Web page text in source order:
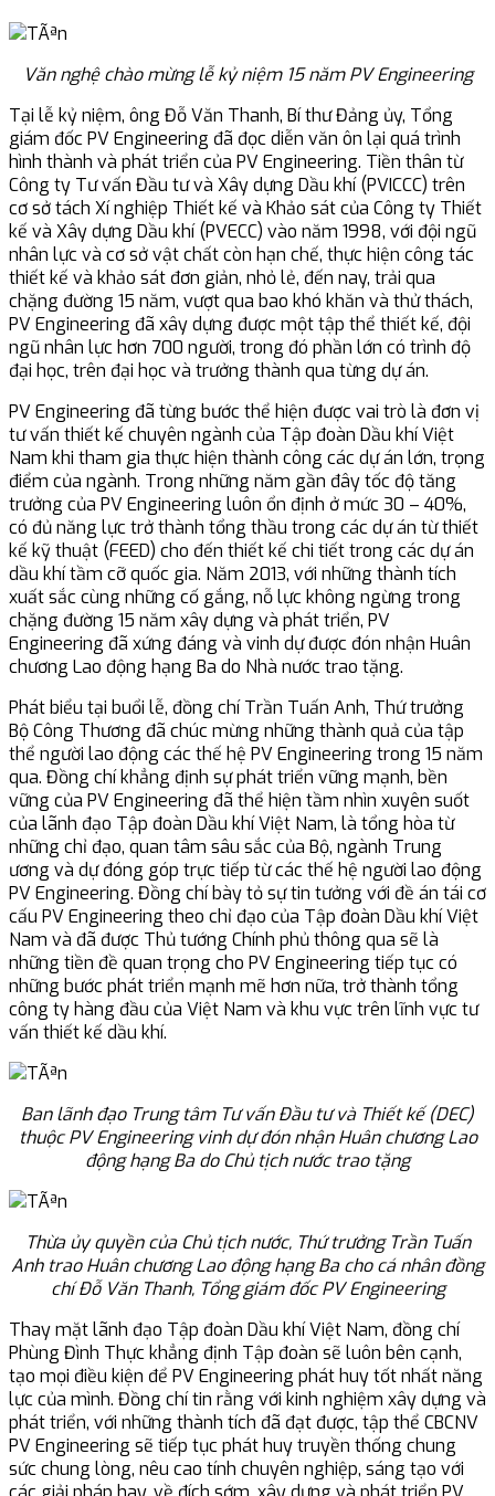
Văn nghệ chào mừng lễ kỷ niệm 15 năm PV Engineering
Tại lễ kỷ niệm, ông Đỗ Văn Thanh, Bí thư Đảng ủy, Tổng
giám đốc PV Engineering đã đọc diễn văn ôn lại quá trình
hình thành và phát triển của PV Engineering. Tiền thân từ
Công ty Tư vấn Đầu tư và Xây dựng Dầu khí (PVICCC) trên
cơ sở tách Xí nghiệp Thiết kế và Khảo sát của Công ty Thiết
kế và Xây dựng Dầu khí (PVECC) vào năm 1998, với đội ngũ
nhân lực và cơ sở vật chất còn hạn chế, thực hiện công tác
thiết kế và khảo sát đơn giản, nhỏ lẻ, đến nay, trải qua
chặng đường 15 năm, vượt qua bao khó khăn và thử thách,
PV Engineering đã xây dựng được một tập thể thiết kế, đội
ngũ nhân lực hơn 700 người, trong đó phần lớn có trình độ
đại học, trên đại học và trưởng thành qua từng dự án.
PV Engineering đã từng bước thể hiện được vai trò là đơn vị
tư vấn thiết kế chuyên ngành của Tập đoàn Dầu khí Việt
Nam khi tham gia thực hiện thành công các dự án lớn, trọng
điểm của ngành. Trong những năm gần đây tốc độ tăng
trưởng của PV Engineering luôn ổn định ở mức 30 – 40%,
có đủ năng lực trở thành tổng thầu trong các dự án từ thiết
kế kỹ thuật (FEED) cho đến thiết kế chi tiết trong các dự án
dầu khí tầm cỡ quốc gia. Năm 2013, với những thành tích
xuất sắc cùng những cố gắng, nỗ lực không ngừng trong
chặng đường 15 năm xây dựng và phát triển, PV
Engineering đã xứng đáng và vinh dự được đón nhận Huân
chương Lao động hạng Ba do Nhà nước trao tặng.
Phát biểu tại buổi lễ, đồng chí Trần Tuấn Anh, Thứ trưởng
Bộ Công Thương đã chúc mừng những thành quả của tập
thể người lao động các thế hệ PV Engineering trong 15 năm
qua. Đồng chí khẳng định sự phát triển vững mạnh, bền
vững của PV Engineering đã thể hiện tầm nhìn xuyên suốt
của lãnh đạo Tập đoàn Dầu khí Việt Nam, là tổng hòa từ
những chỉ đạo, quan tâm sâu sắc của Bộ, ngành Trung
ương và dự đóng góp trực tiếp từ các thế hệ người lao động
PV Engineering. Đồng chí bày tỏ sự tin tưởng với đề án tái cơ
cấu PV Engineering theo chỉ đạo của Tập đoàn Dầu khí Việt
Nam và đã được Thủ tướng Chính phủ thông qua sẽ là
những tiền đề quan trọng cho PV Engineering tiếp tục có
những bước phát triển mạnh mẽ hơn nữa, trở thành tổng
công ty hàng đầu của Việt Nam và khu vực trên lĩnh vực tư
vấn thiết kế dầu khí.
Ban lãnh đạo Trung tâm Tư vấn Đầu tư và Thiết kế (DEC)
thuộc PV Engineering vinh dự đón nhận Huân chương Lao
động hạng Ba do Chủ tịch nước trao tặng
Thừa ủy quyền của Chủ tịch nước, Thứ trưởng Trần Tuấn
Anh trao Huân chương Lao động hạng Ba cho cá nhân đồng
chí Đỗ Văn Thanh, Tổng giám đốc PV Engineering
Thay mặt lãnh đạo Tập đoàn Dầu khí Việt Nam, đồng chí
Phùng Đình Thực khẳng định Tập đoàn sẽ luôn bên cạnh,
tạo mọi điều kiện để PV Engineering phát huy tốt nhất năng
lực của mình. Đồng chí tin rằng với kinh nghiệm xây dựng và
phát triển, với những thành tích đã đạt được, tập thể CBCNV
PV Engineering sẽ tiếp tục phát huy truyền thống chung
sức chung lòng, nêu cao tính chuyên nghiệp, sáng tạo với